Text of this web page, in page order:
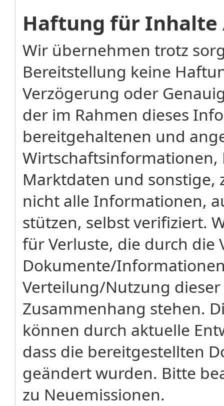
Haftung für
Wir übernehmen trotz
Bereitstellung keine
Verzögerung oder
der im Rahmen dieses
bereitgehaltenen und
Wirtschaftsinformationen,
Marktdaten und sonstige,
nicht alle Informationen,
stützen, selbst verifiziert.
für Verluste, die durch
Dokumente/
Verteilung/Nutzung
Zusammenhang stehen.
können durch aktuelle
dass die bereitgestellten
geändert wurden. Bitte
zu Neuemissionen.